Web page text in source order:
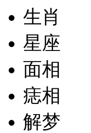
生肖
星座
面相
痣相
解梦